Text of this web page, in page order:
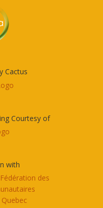
Cactus
Courtesy of
with